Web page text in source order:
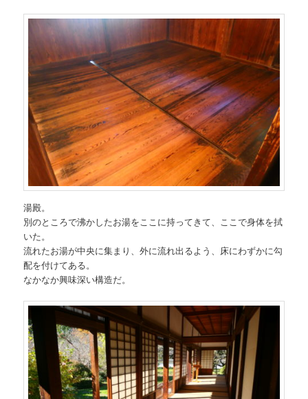
湯殿。
別のところで沸かしたお湯をここに持ってきて、ここで身体を拭
いた。
流れたお湯が中央に集まり、外に流れ出るよう、床にわずかに勾
配を付けてある。
なかなか興味深い構造だ。